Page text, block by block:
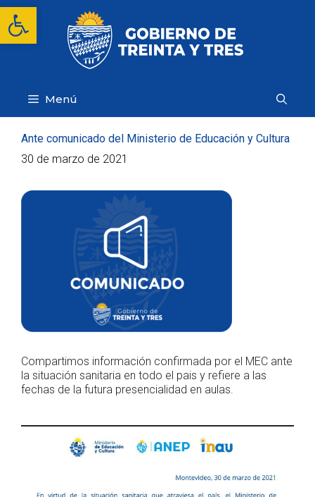
Abrir barra de herramientas
Saltar
contenido
Menú
Ante comunicado del Ministerio de Educación y Cultura
30 de marzo de 2021
Compartimos información confirmada por el MEC ante
la situación sanitaria en todo el pais y refiere a las
fechas de la futura presencialidad en aulas.